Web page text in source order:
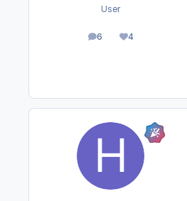
User
6
Beiträge4
Reputation